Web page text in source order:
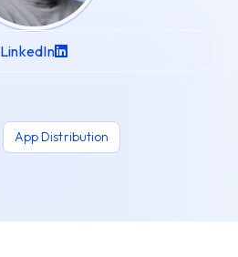
LinkedIn
App Distribution